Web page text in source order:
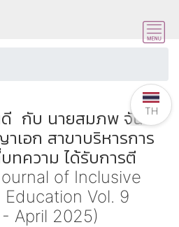
ดี กับ นายสมภพ จัน
เอก สาขาบริหารการ
ทความ ได้รับการตี
of Inclusive
Vol. 9
April 2025)
TH